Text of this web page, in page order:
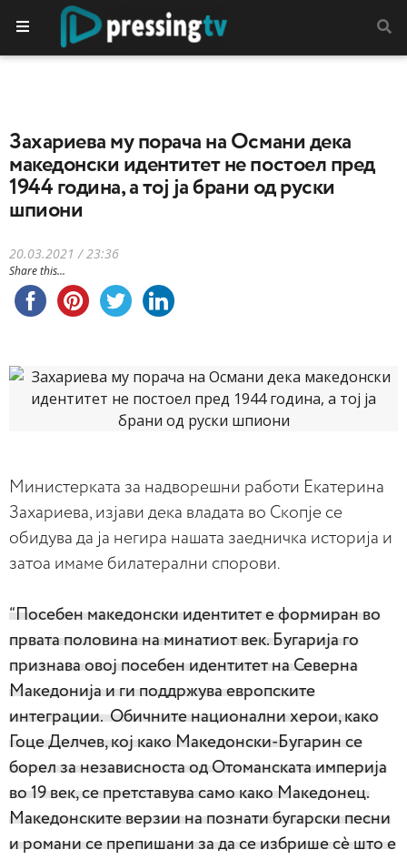
Захариева му порача на Османи дека
македонски идентитет не постоел пред
1944 година, а тој ја брани од руски
шпиони
20.03.2021 / 23:36
Share this...
Министерката за надворешни работи Екатерина
Захариева, изјави дека владата во Скопје се
обидува да ја негира нашата заедничка историја и
затоа имаме билатерални спорови.
“Посебен македонски идентитет е формиран во
првата половина на минатиот век. Бугарија го
признава овој посебен идентитет на Северна
Македонија и ги поддржува европските
интеграции. Обичните национални херои, како
Гоце Делчев, кој како Македонски-Бугарин се
борел за независноста од Отоманската империја
во 19 век, се претставува само како Македонец.
Македонските верзии на познати бугарски песни
и романи се препишани за да се избрише сè што е